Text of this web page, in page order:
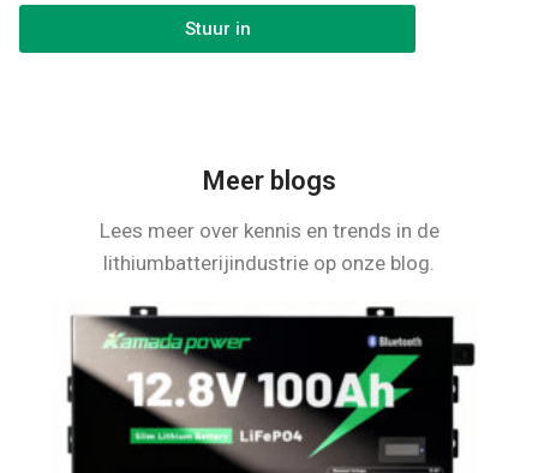
Stuur in
Meer blogs
Lees meer over kennis en trends in de
lithiumbatterijindustrie op onze blog.